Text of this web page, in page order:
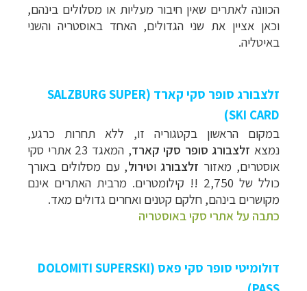
הכוונה לאתרים שאין חיבור מעליות או מסלולים בינהם,
וכאן אציין את שני הגדולים, האחד באוסטריה והשני
באיטליה.
זלצבורג סופר סקי קארד (SALZBURG SUPER
SKI CARD
)
במקום הראשון בקטגוריה זו, ללא תחרות כרגע,
נמצא זלצבורג סופר סקי קארד
, המאגד 23 אתרי סקי
אוסטרים, מאזור זלצבורגוטירול, עם מסלולים באורך
כולל של 2,750 !! קילומטרים. מרבית האתרים אינם
מקושרים בינהם, חלקם קטנים ואחרים גדולים מאד.
כתבה על אתרי סקי באוסטריה
דולומיטי סופר סקי פאס (DOLOMITI SUPERSKI